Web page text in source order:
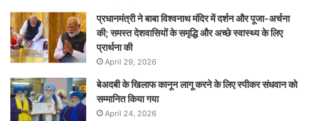
प्रधानमंत्री ने बाबा विश्वनाथ मंदिर में दर्शन और पूजा-अर्चना
की; समस्‍त देशवासियों के समृद्धि और अच्छे स्वास्थ्य के लिए
प्रार्थना की
April 29, 2026
बेअदबी के खिलाफ कानून लागू करने के लिए स्पीकर संधवान को
सम्मानित किया गया
April 24, 2026